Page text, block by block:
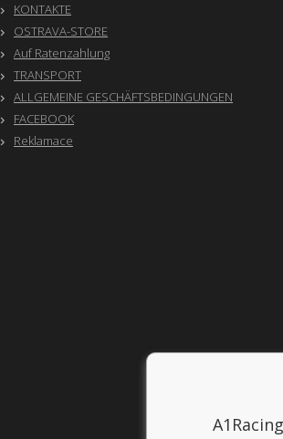
KONTAKTE
OSTRAVA-STORE
Auf Ratenzahlung
TRANSPORT
ALLGEMEINE GESCHÄFTSBEDINGUNGEN
FACEBOOK
Reklamace